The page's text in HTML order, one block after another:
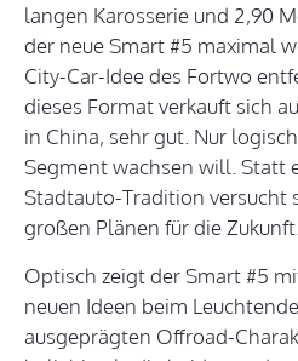
langen Karosserie und 2,90
der neue Smart #5 maximal
City-Car-Idee des Fortwo
dieses Format verkauft sich
in China, sehr gut. Nur
Segment wachsen will. Statt
Stadtauto-Tradition versucht
großen Plänen für die
Optisch zeigt der Smart #5
neuen Ideen beim
ausgeprägten Offroad-